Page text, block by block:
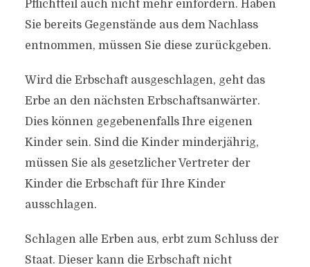
Pflichtteil auch nicht mehr einfordern. Haben
Sie bereits Gegenstände aus dem Nachlass
entnommen, müssen Sie diese zurückgeben.
Wird die Erbschaft ausgeschlagen, geht das
Erbe an den nächsten Erbschaftsanwärter.
Dies können gegebenenfalls Ihre eigenen
Kinder sein. Sind die Kinder minderjährig,
müssen Sie als gesetzlicher Vertreter der
Kinder die Erbschaft für Ihre Kinder
ausschlagen.
Schlagen alle Erben aus, erbt zum Schluss der
Staat. Dieser kann die Erbschaft nicht